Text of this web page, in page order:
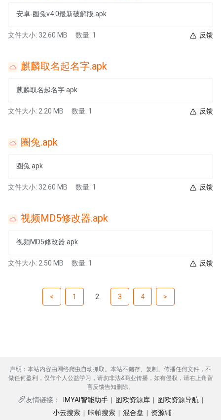
安卓-圈兔v4.0最新破解版.apk
文件大小: 32.60 MB 数量: 1 反馈
麒麟取名起名字.apk
麒麟取名起名字.apk
文件大小: 2.20 MB 数量: 1 反馈
圈兔.apk
圈兔.apk
文件大小: 32.60 MB 数量: 1 反馈
视频MD5修改器.apk
视频MD5修改器.apk
文件大小: 2.50 MB 数量: 1 反馈
< 1 2 3 4 >
声明：本站内容由网络爬虫自动抓取。本站不储存、复制、传播任何文件，不
做任何盈利，仅作个人公益学习，请勿非法&商业传播，如有侵权，请右上角留
言反馈告知删除。
友情链接： IMYAI智能助手 | 图欧资源库 | 图欧资源导航 |
小云搜索
咔帕搜索 混合盘 资源铺